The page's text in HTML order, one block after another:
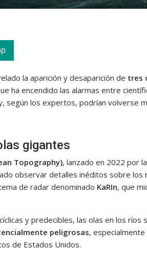
la aparición y desaparición de tres
ha encendido las alarmas entre
según los expertos, podrían volverse
gigantes
Topography), lanzado en 2022 por
observar detalles inéditos sobre los
de radar denominado KaRIn, que
y predecibles, las olas en los
peligrosas,
de Estados Unidos.